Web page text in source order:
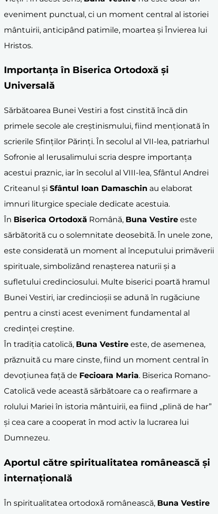
eveniment punctual, ci un moment central al istoriei
mântuirii, anticipând patimile, moartea și Învierea lui
Hristos.
Importanța în Biserica Ortodoxă și
Universală
Sărbătoarea Bunei Vestiri a fost cinstită încă din
primele secole ale creștinismului, fiind menționată în
scrierile Sfinților Părinți. În secolul al VII-lea, patriarhul
Sofronie al Ierusalimului scria despre importanța
acestui praznic, iar în secolul al VIII-lea, Sfântul Andrei
Criteanul și Sfântul Ioan Damaschin au elaborat
imnuri liturgice speciale dedicate acestuia.
În Biserica Ortodoxă Română, Buna Vestire este
sărbătorită cu o solemnitate deosebită. În unele zone,
este considerată un moment al începutului primăverii
spirituale, simbolizând renașterea naturii și a
sufletului credinciosului. Multe biserici poartă hramul
Bunei Vestiri, iar credincioșii se adună în rugăciune
pentru a cinsti acest eveniment fundamental al
credinței creștine.
În tradiția catolică, Buna Vestire este, de asemenea,
prăznuită cu mare cinste, fiind un moment central în
devoțiunea față de Fecioara Maria. Biserica Romano-
Catolică vede această sărbătoare ca o reafirmare a
rolului Mariei în istoria mântuirii, ea fiind „plină de har”
și cea care a cooperat în mod activ la lucrarea lui
Dumnezeu.
Aportul către spiritualitatea românească și
internațională
În spiritualitatea ortodoxă românească, Buna Vestire